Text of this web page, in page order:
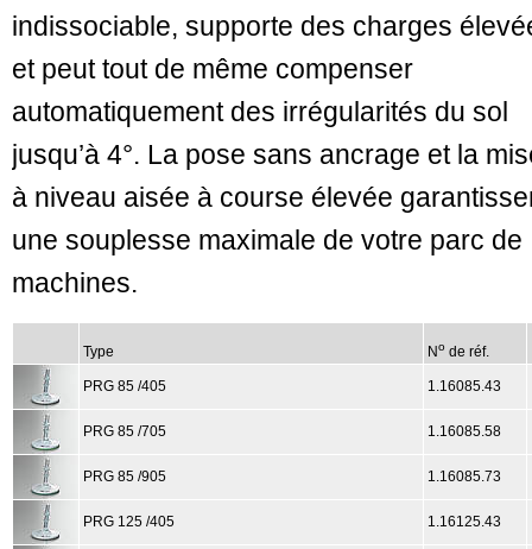
indissociable, supporte des charges
et peut tout de même compenser
automatiquement des irrégularités du sol
jusqu’à 4°. La pose sans ancrage et la
à niveau aisée à course élevée
une souplesse maximale de votre parc de
machines.
Type No de réf.
PRG 85 /405 1.16085.43
PRG 85 /705 1.16085.58
PRG 85 /905 1.16085.73
PRG 125 /405 1.16125.43